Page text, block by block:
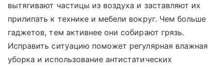
вытягивают частицы из воздуха и заставляют их
прилипать к технике и мебели вокруг. Чем больше
гаджетов, тем активнее они собирают грязь.
Исправить ситуацию поможет регулярная влажная
уборка и использование антистатических